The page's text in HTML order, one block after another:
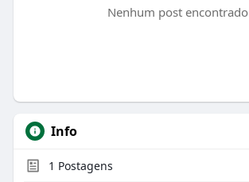
Nenhum post encontrado
Info
1 Postagens